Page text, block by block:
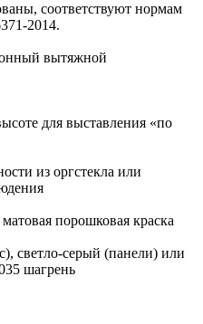
соответствуют нормам
2014.
вытяжной
для выставления «по
из оргстекла или
порошковая краска
светло-серый (панели) или
шагрень